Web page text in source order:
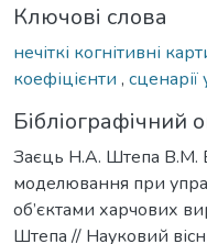
Ключові слова
нечіткі когнітивні
коефіцієнти , сценарії
Бібліографічний
Заєць Н.А. Штепа В.М.
моделювання при
об’єктами харчових
Штепа // Науковий